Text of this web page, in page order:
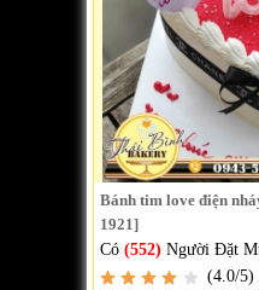
Bánh tim love điện
1921]
Có (552) Người Đặt
(4.0/5)